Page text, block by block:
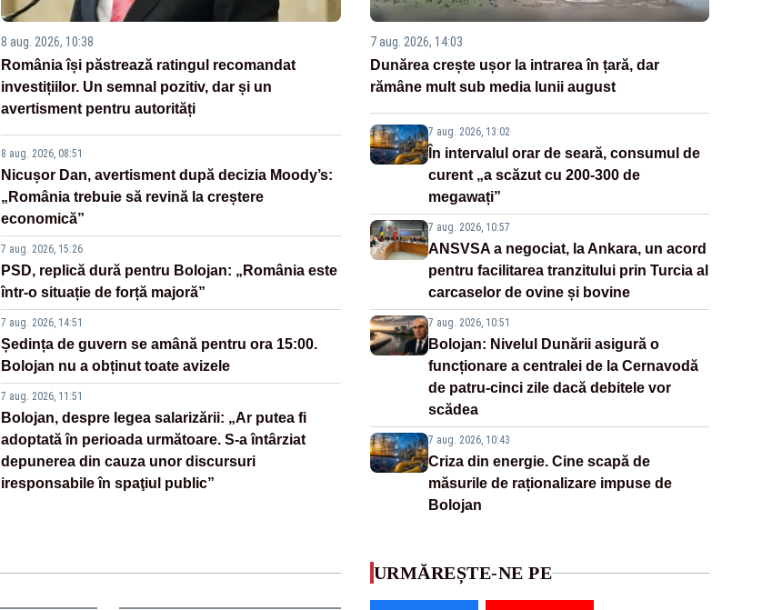
8 aug. 2026, 10:38
România își păstrează ratingul recomandat
investițiilor. Un semnal pozitiv, dar și un
avertisment pentru autorități
8 aug. 2026, 08:51
Nicușor Dan, avertisment după decizia Moody’s:
„România trebuie să revină la creștere
economică”
7 aug. 2026, 15:26
PSD, replică dură pentru Bolojan: „România este
într-o situație de forță majoră”
7 aug. 2026, 14:51
Ședința de guvern se amână pentru ora 15:00.
Bolojan nu a obținut toate avizele
7 aug. 2026, 11:51
Bolojan, despre legea salarizării: „Ar putea fi
adoptată în perioada următoare. S-a întârziat
depunerea din cauza unor discursuri
iresponsabile în spaţiul public”
7 aug. 2026, 14:03
Dunărea crește ușor la intrarea în țară, dar
rămâne mult sub media lunii august
7 aug. 2026, 13:02
În intervalul orar de seară, consumul de
curent „a scăzut cu 200-300 de
megawați”
7 aug. 2026, 10:57
ANSVSA a negociat, la Ankara, un acord
pentru facilitarea tranzitului prin Turcia al
carcaselor de ovine și bovine
7 aug. 2026, 10:51
Bolojan: Nivelul Dunării asigură o
funcționare a centralei de la Cernavodă
de patru-cinci zile dacă debitele vor
scădea
7 aug. 2026, 10:43
Criza din energie. Cine scapă de
măsurile de raționalizare impuse de
Bolojan
URMĂREȘTE-NE PE